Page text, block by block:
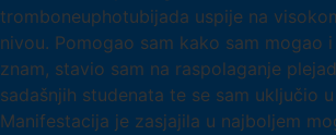
tromboneuphotubijada uspije na
nivou. Pomogao sam kako sam mogao
znam, stavio sam na raspolaganje
sadašnjih studenata te se sam uključio
Manifestacija je zasjajila u najboljem